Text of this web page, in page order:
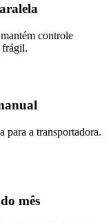
controle
frágil.
para a transportadora.
mês